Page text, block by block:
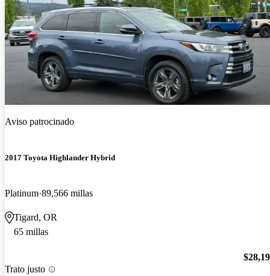
Aviso patrocinado
2017 Toyota Highlander Hybrid
Platinum 89,566 millas
Tigard, OR
65 millas
Trato justo